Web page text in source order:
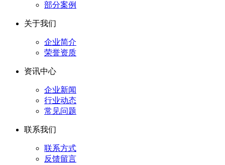
部分案例
关于我们
企业简介
荣誉资质
资讯中心
企业新闻
行业动态
常见问题
联系我们
联系方式
反馈留言